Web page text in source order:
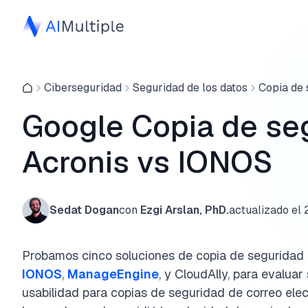
Ciberseguridad Seguridad de los datos Copia de
Google Copia de
Acronis vs IONOS
Sedat Dogancon Ezgi Arslan, PhD.actualizado el
Probamos cinco soluciones de copia de seguridad
IONOS, ManageEngine, y CloudAlly, para
usabilidad para copias de seguridad de correo